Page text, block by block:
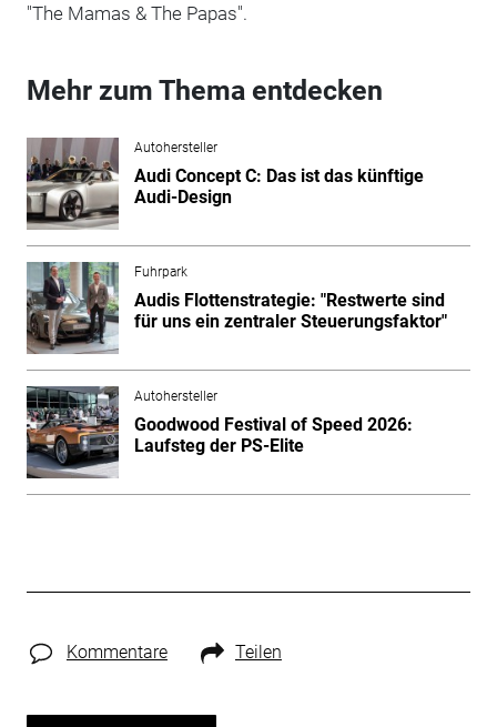
"The Mamas & The Papas".
Mehr zum Thema entdecken
Autohersteller
Audi Concept C: Das ist das künftige
Audi-Design
Fuhrpark
Audis Flottenstrategie: "Restwerte sind
für uns ein zentraler Steuerungsfaktor"
Autohersteller
Goodwood Festival of Speed 2026:
Laufsteg der PS-Elite
Kommentare Teilen